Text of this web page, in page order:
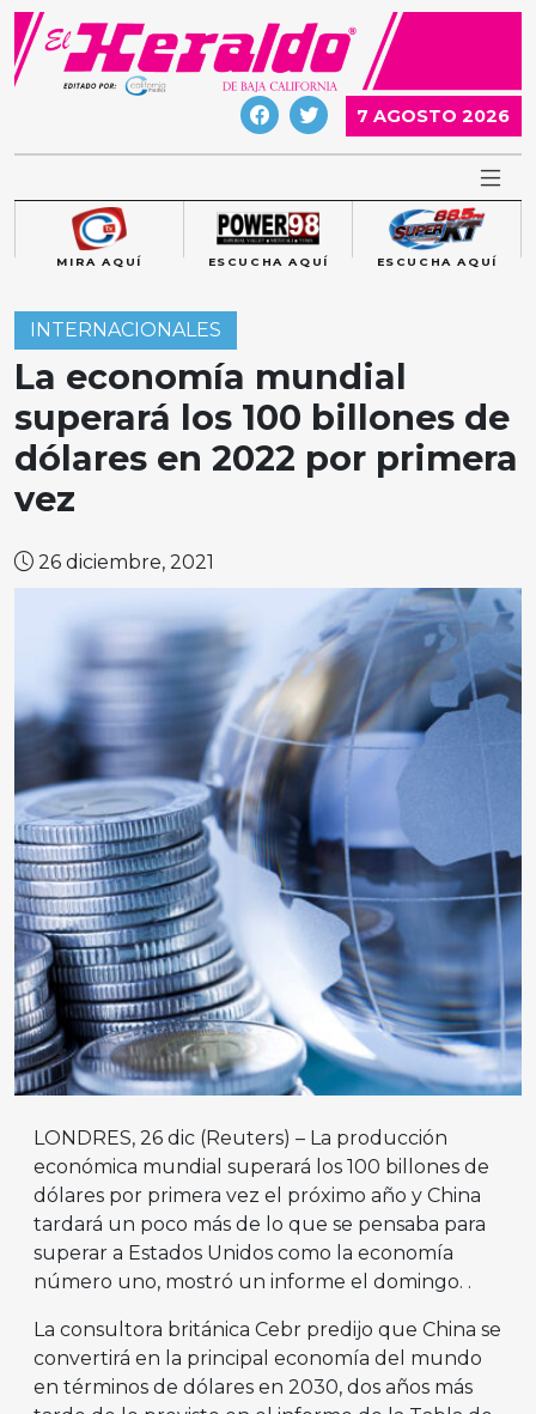
Skip
content
7 AGOSTO 2026
MIRA AQUÍ ESCUCHA AQUÍ ESCUCHA AQUÍ
INTERNACIONALES
La economía mundial
superará los 100 billones de
dólares en 2022 por primera
vez
26 diciembre, 2021
LONDRES, 26 dic (Reuters) – La producción
económica mundial superará los 100 billones de
dólares por primera vez el próximo año y China
tardará un poco más de lo que se pensaba para
superar a Estados Unidos como la economía
número uno, mostró un informe el domingo. .
La consultora británica Cebr predijo que China se
convertirá en la principal economía del mundo
en términos de dólares en 2030, dos años más